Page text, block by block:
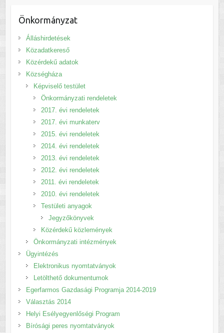
Önkormányzat
Álláshirdetések
Közadatkereső
Közérdekű adatok
Községháza
Képviselő testület
Önkormányzati rendeletek
2017. évi rendeletek
2017. évi munkaterv
2015. évi rendeletek
2014. évi rendeletek
2013. évi rendeletek
2012. évi rendeletek
2011. évi rendeletek
2010. évi rendeletek
Testületi anyagok
Jegyzőkönyvek
Közérdekű közlemények
Önkormányzati intézmények
Ügyintézés
Elektronikus nyomtatványok
Letölthető dokumentumok
Egerfarmos Gazdasági Programja 2014-2019
Választás 2014
Helyi Esélyegyenlőségi Program
Bírósági peres nyomtatványok